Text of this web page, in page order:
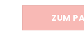
ZUM